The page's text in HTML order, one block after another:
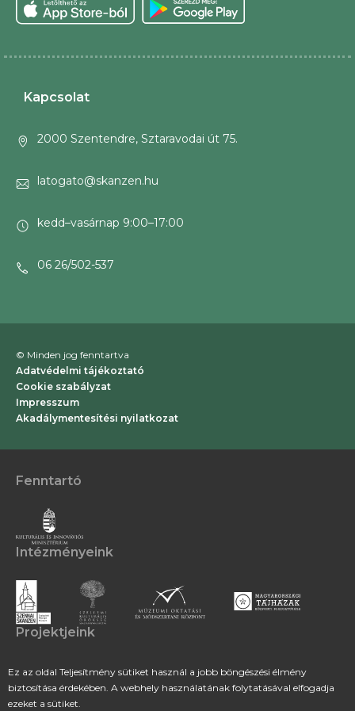
Ez az oldal Teljesítmény sütiket használ a jobb böngészési élmény
biztosítása érdekében. A webhely használatának folytatásával elfogadja
ezeket a sütiket.
Kapcsolat
2000 Szentendre, Sztaravodai út 75.
latogato@skanzen.hu
kedd–vasárnap 9:00–17:00
06 26/502-537
© Minden jog fenntartva
Adatvédelmi tájékoztató
Cookie szabályzat
Impresszum
Akadálymentesítési nyilatkozat
Fenntartó
Intézményeink
Projektjeink
Támogatóink